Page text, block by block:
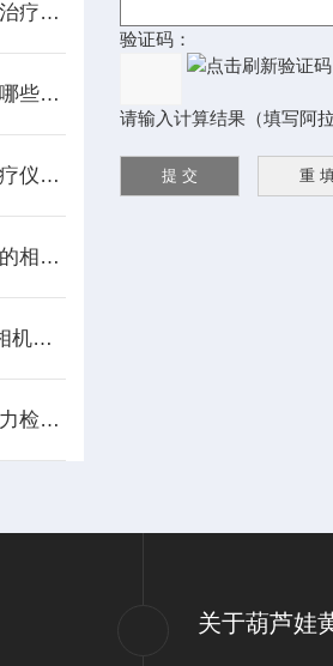
磁振热治疗仪的三种治疗模式快来看看吧
磁振热治疗仪适用于哪些症状呢？请看！
哪些病适用磁振热治疗仪呢？
关于葫芦娃黄色下载的相关知识你了解多少呢？
DEC200手持眼底照相机的故障排除
如何用电测听仪做听力检查呢？
验证码：
请输入计算结果（填写阿拉伯
关于葫芦娃